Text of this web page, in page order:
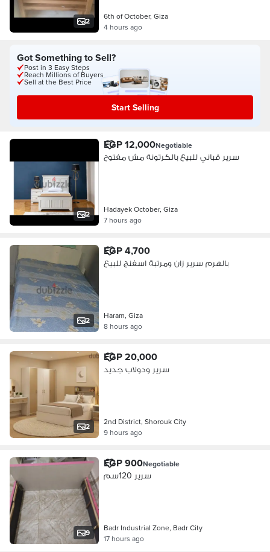
2
6th of October, Giza
4 hours ago
Got Something to Sell?
Post in 3 Easy Steps
Reach Millions of Buyers
Sell at the Best Price
Start Selling
2
EGP 12,000Negotiable
سرير قباني للبيع بالكرتونة مش مفتوح
Hadayek October, Giza
7 hours ago
2
EGP 4,700
بالهرم سرير زان ومرتبة اسفنج للبيع
Haram, Giza
8 hours ago
2
EGP 20,000
سرير ودولاب جديد
2nd District, Shorouk City
9 hours ago
9
EGP 900Negotiable
سرير 120سم
Badr Industrial Zone, Badr City
17 hours ago